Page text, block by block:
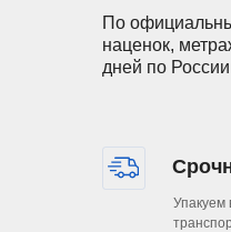
Упакуем
По
наценок,
дней по России
19
19